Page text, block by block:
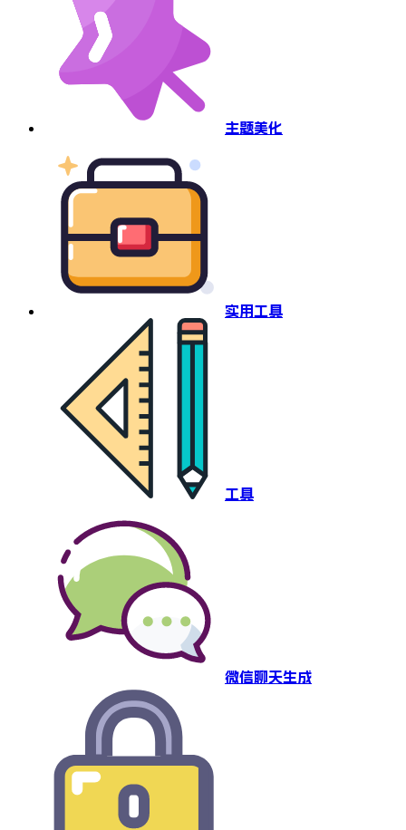
主题美化
实用工具
工具
微信聊天生成